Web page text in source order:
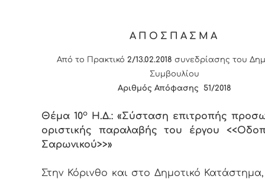
ΑΠΟΣΠΑΣΜΑ
Από το Πρακτικό 2/13.02.2018 συνεδρίασης του
Συμβουλίου
Αριθμός Απόφασης 51/2018
Θέμα 10οΗ.Δ.: «Σύσταση επιτροπής
οριστικής παραλαβής του έργου
Σαρωνικού>>»
Στην Κόρινθο και στο Δημοτικό